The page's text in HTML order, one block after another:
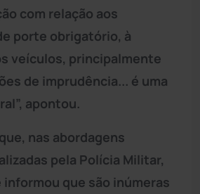
com relação aos
porte obrigatório, à
veículos, principalmente
de imprudência... é uma
apontou.
nas abordagens
pela Polícia Militar,
informou que são inúmeras